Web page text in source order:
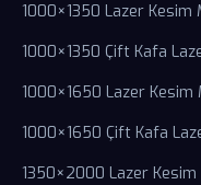
1000×1350 Lazer Kesim
1000×1350 Çift Kafa
1000×1650 Lazer Kesim
1000×1650 Çift Kafa
1350×2000 Lazer Kesim